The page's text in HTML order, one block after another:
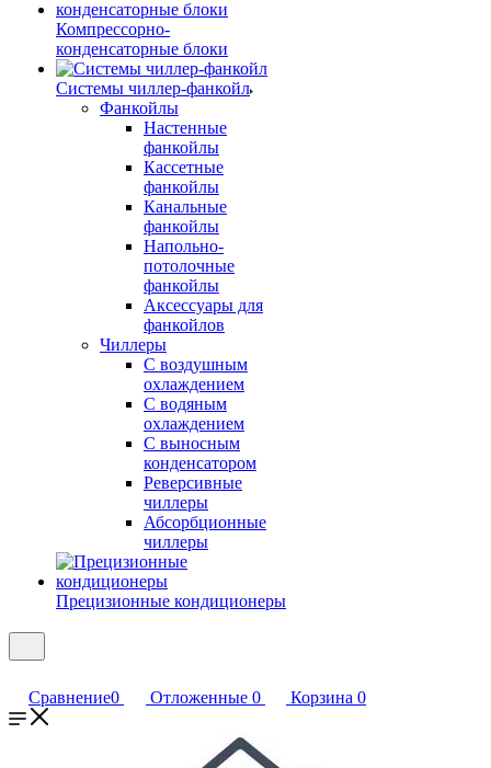
Компрессорно-
конденсаторные блоки
Системы чиллер-фанкойл
Фанкойлы
Настенные
фанкойлы
Кассетные
фанкойлы
Канальные
фанкойлы
Напольно-
потолочные
фанкойлы
Аксессуары для
фанкойлов
Чиллеры
С воздушным
охлаждением
С водяным
охлаждением
С выносным
конденсатором
Реверсивные
чиллеры
Абсорбционные
чиллеры
Прецизионные кондиционеры
Сравнение0 Отложенные 0 Корзина 0